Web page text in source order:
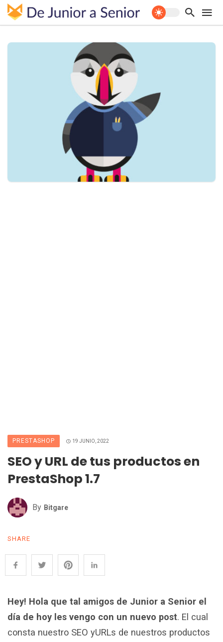
PRESTASHOP 19 JUNIO, 2022
SEO y URL de tus productos en
PrestaShop 1.7
By Bitgare
SHARE
Hey! Hola que tal amigos de Junior a Senior el
día de hoy les vengo con un nuevo post. El cual
consta nuestro SEO yURLs de nuestros productos